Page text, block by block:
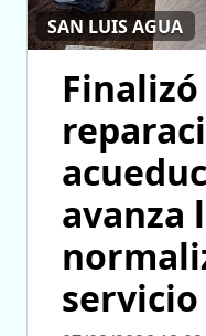
SAN LUIS AGUA
Finalizó
avanza
servicio